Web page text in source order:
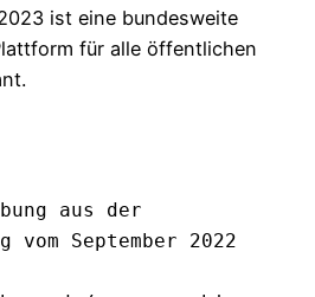
ist eine bundesweite
für alle öffentlichen
aus der
September 2022